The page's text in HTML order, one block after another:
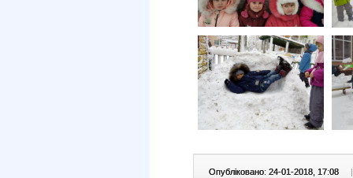
Опубліковано: 24-01-2018, 17:08 |